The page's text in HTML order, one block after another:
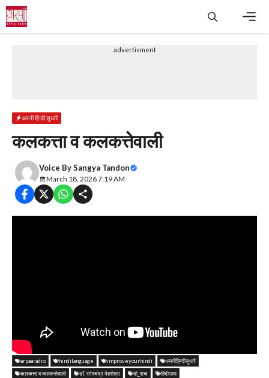
Skip
to
content
advertisment
अपनी हिन्दी सुधारें
कलकत्ता व कलकत्तेवाली
Voice BySangya Tandon
March 18, 2026 7:19 AM
arpaaradio hindilanguage improveyourhindi
अपनीहिन्दीसूधारे
कलकत्ता व कलकत्तेवाली
डॉ. रमेषचंद्र मेहरोत्रा दो_शब्द हिंदीभाषा